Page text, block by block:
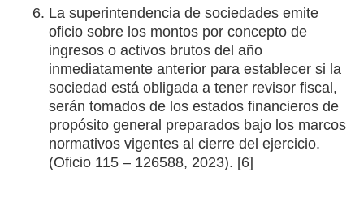
La superintendencia de sociedades emite
oficio sobre los montos por concepto de
ingresos o activos brutos del año
inmediatamente anterior para establecer si la
sociedad está obligada a tener revisor fiscal,
serán tomados de los estados financieros de
propósito general preparados bajo los marcos
normativos vigentes al cierre del ejercicio.
(Oficio 115 – 126588, 2023). [6]